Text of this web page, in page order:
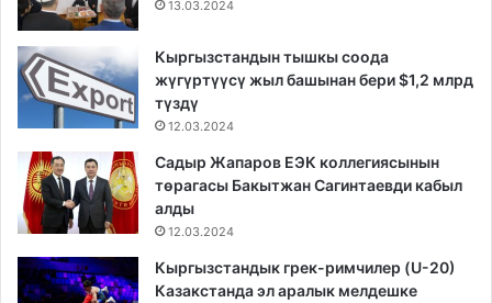
13.03.2024
Кыргызстандын тышкы соода
жүгүртүүсү жыл башынан бери $1,2 млрд
түздү
12.03.2024
Садыр Жапаров ЕЭК коллегиясынын
төрагасы Бакытжан Сагинтаевди кабыл
алды
12.03.2024
Кыргызстандык грек-римчилер (U-20)
Казакстанда эл аралык мелдешке